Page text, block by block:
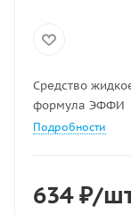
Средство
формула ЭФФИ
Подробности
634₽/